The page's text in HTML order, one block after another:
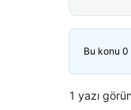
Bu konu 0
1 yazı